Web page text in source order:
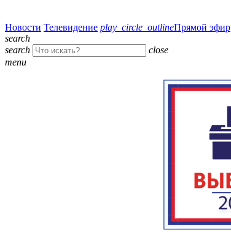
Новости Телевидение play_circle_outlineПрямой эфир
search
search
close
menu